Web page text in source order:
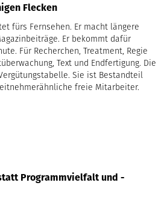
Flecken
fürs Fernsehen. Er macht längere
Er bekommt dafür
Für Recherchen, Treatment, Regie
Text und Endfertigung. Die
Sie ist Bestandteil
freie Mitarbeiter.
Programmvielfalt und -